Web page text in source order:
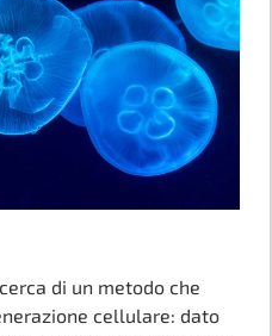
di un metodo che
cellulare: dato